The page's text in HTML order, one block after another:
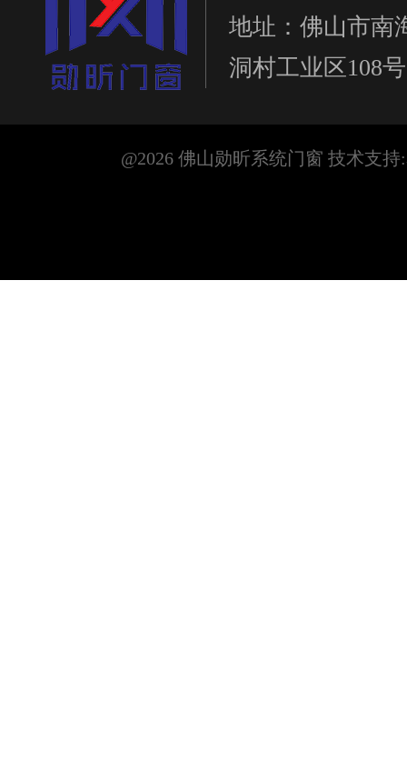
地址：佛山市南
洞村工业区108号
@2026 佛山勋昕系统门窗 技术支持: